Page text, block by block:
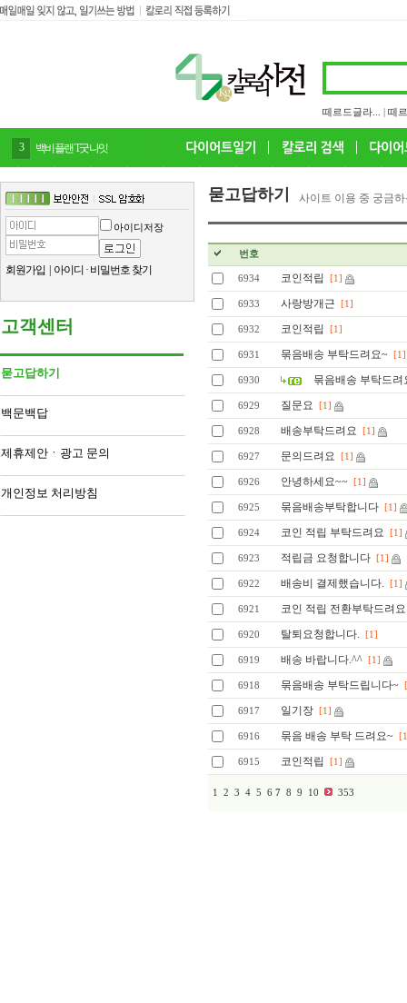
떼르드글라... 떼
3 백비플랜 T굿나잇
아이디저장
회원가입 아이디 · 비밀번호 찾기
고객센터
묻고답하기
백문백답
제휴제안ㆍ광고 문의
개인정보 처리방침
묻고답하기 사이트 이용 중 궁금
번호
6934 코인적립 [1]
6933 사랑방개근 [1]
6932 코인적립 [1]
6931 묶음배송 부탁드려요~ [1]
6930 묶음배송 부탁드려
6929 질문요 [1]
6928 배송부탁드려요 [1]
6927 문의드려요 [1]
6926 안녕하세요~~ [1]
6925 묶음배송부탁합니다 [1]
6924 코인 적립 부탁드려요 [1]
6923 적립금 요청합니다 [1]
6922 배송비 결제했습니다. [1]
6921 코인 적립 전환부탁드려
6920 탈퇴요청합니다. [1]
6919 배송 바랍니다.^^ [1]
6918 묶음배송 부탁드립니다~
6917 일기장 [1]
6916 묶음 배송 부탁 드려요~
6915 코인적립 [1]
1 2 3 4 5 6 7 8 9 10 353